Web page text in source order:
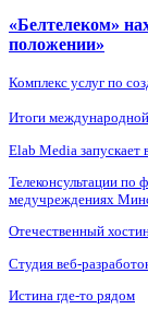
«Белтелеком»
положении»
Комплекс услуг по
Итоги
Elab Media запускает
Телеконсультации по
медучреждениях
Отечественный
Студия веб-
Истина где-то рядом